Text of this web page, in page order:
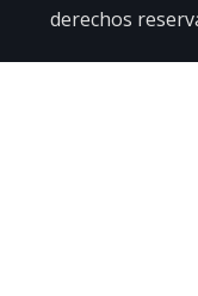
derechos